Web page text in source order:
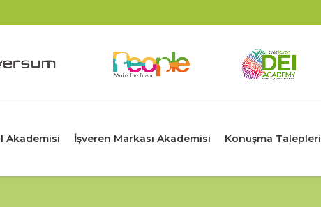
Akademisi İşveren Markası Akademisi Konuşma Talepleri